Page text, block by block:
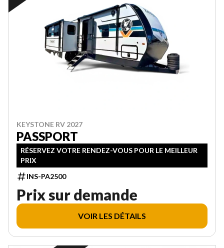
KEYSTONE RV 2027
PASSPORT
RÉSERVEZ VOTRE RENDEZ-VOUS POUR LE MEILLEUR
PRIX
INS-PA2500
Prix sur demande
VOIR LES DÉTAILS